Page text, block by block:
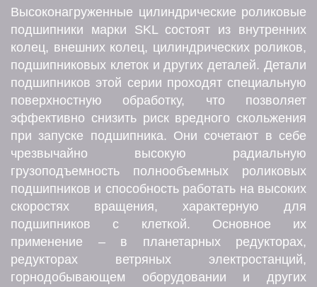
Высоконагруженные цилиндрические роликовые
подшипники марки SKL состоят из внутренних
колец, внешних колец, цилиндрических роликов,
подшипниковых клеток и других деталей. Детали
подшипников этой серии проходят специальную
поверхностную обработку, что позволяет
эффективно снизить риск вредного скольжения
при запуске подшипника. Они сочетают в себе
чрезвычайно высокую радиальную
грузоподъемность полнообъемных роликовых
подшипников и способность работать на высоких
скоростях вращения, характерную для
подшипников с клеткой. Основное их
применение – в планетарных редукторах,
редукторах ветряных электростанций,
горнодобывающем оборудовании и других